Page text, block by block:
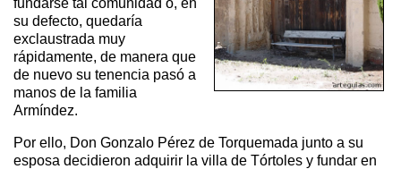
fundarse tal comunidad o, en
su defecto, quedaría
exclaustrada muy
rápidamente, de manera que
de nuevo su tenencia pasó a
manos de la familia
Armíndez.
Por ello, Don Gonzalo Pérez de Torquemada junto a su
esposa decidieron adquirir la villa de Tórtoles y fundar en